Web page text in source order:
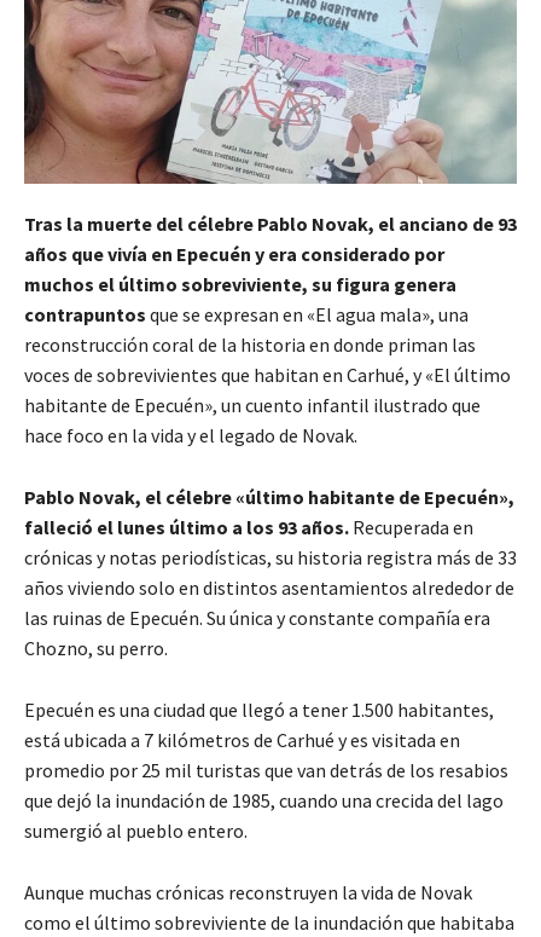
Tras la muerte del célebre Pablo Novak, el anciano de 93
años que vivía en Epecuén y era considerado por
muchos el último sobreviviente, su figura genera
contrapuntos que se expresan en «El agua mala», una
reconstrucción coral de la historia en donde priman las
voces de sobrevivientes que habitan en Carhué, y «El último
habitante de Epecuén», un cuento infantil ilustrado que
hace foco en la vida y el legado de Novak.
Pablo Novak, el célebre «último habitante de Epecuén»,
falleció el lunes último a los 93 años. Recuperada en
crónicas y notas periodísticas, su historia registra más de 33
años viviendo solo en distintos asentamientos alrededor de
las ruinas de Epecuén. Su única y constante compañía era
Chozno, su perro.
Epecuén es una ciudad que llegó a tener 1.500 habitantes,
está ubicada a 7 kilómetros de Carhué y es visitada en
promedio por 25 mil turistas que van detrás de los resabios
que dejó la inundación de 1985, cuando una crecida del lago
sumergió al pueblo entero.
Aunque muchas crónicas reconstruyen la vida de Novak
como el último sobreviviente de la inundación que habitaba